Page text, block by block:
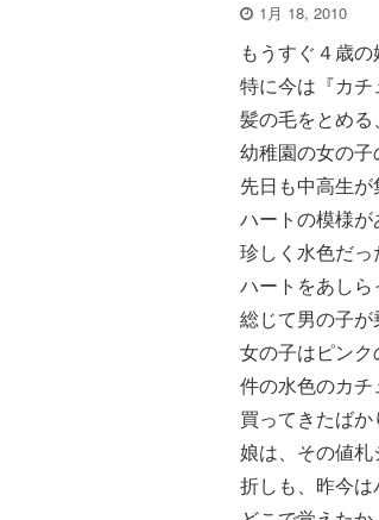
1月 18, 2010
もうすぐ４歳
特に今は『カチ
髪の毛をとめる
幼稚園の女の子
先日も中高生が
ハートの模様が
珍しく水色だっ
ハートをあしら
総じて男の子
女の子はピンク
件の水色のカチ
買ってきたばか
娘は、その値札
折しも、昨今は